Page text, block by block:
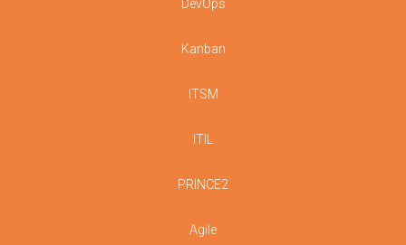
DevOps
Kanban
ITSM
ITIL
PRINCE2
Agile